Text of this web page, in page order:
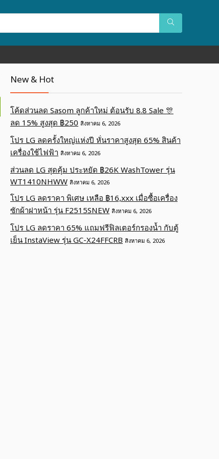
New & Hot
โค้ดส่วนลด Sasom ลูกค้าใหม่ ต้อนรับ 8.8 Sale 🎊
ลด 15% สูงสุด ฿250 สิงหาคม 6, 2026
โปร LG ลดครั้งใหญ่แห่งปี หั่นราคาสูงสุด 65% สินค้า
เครื่องใช้ไฟฟ้า สิงหาคม 6, 2026
ส่วนลด LG สุดคุ้ม ประหยัด ฿26K WashTower รุ่น
WT1410NHWW สิงหาคม 6, 2026
โปร LG ลดราคา พิเศษ เหลือ ฿16,xxx เมื่อซื้อเครื่อง
ซักผ้าฝาหน้า รุ่น F2515SNEW สิงหาคม 6, 2026
โปร LG ลดราคา 65% แถมฟรีฟิลเตอร์กรองน้ำ กับตู้
เย็น InstaView รุ่น GC-X24FFCRB สิงหาคม 6, 2026